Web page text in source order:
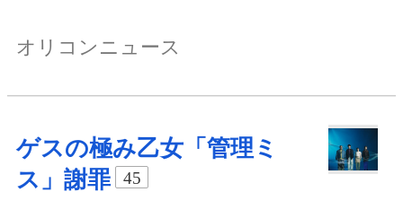
オリコンニュース
ゲスの極み乙女「管理ミ
ス」謝罪
45